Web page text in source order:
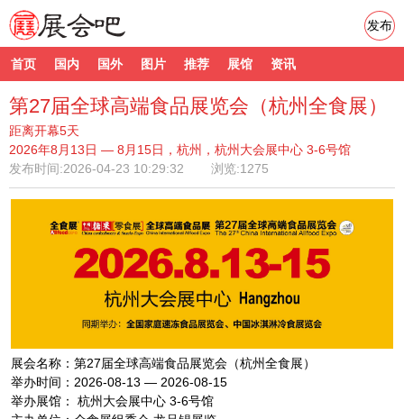
首页 国内 国外 图片 推荐 展馆 资讯
发布
第27届全球高端食品展览会（杭州全食展）
距离开幕5天
2026年8月13日 — 8月15日，杭州，杭州大会展中心 3-6号馆
发布时间:2026-04-23 10:29:32 浏览:1275
展会名称：第27届全球高端食品展览会（杭州全食展）
举办时间：2026-08-13 — 2026-08-15
举办展馆： 杭州大会展中心 3-6号馆